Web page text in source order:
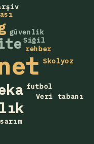
rehber
güvenlik
futbol
Siğil
Skolyoz
Veri tabanı